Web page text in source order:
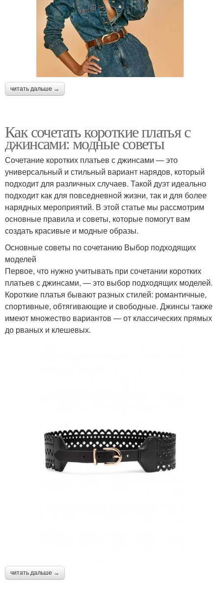
читать дальше →
Как сочетать короткие платья с
джинсами: модные советы
Сочетание коротких платьев с джинсами — это
универсальный и стильный вариант нарядов, который
подходит для различных случаев. Такой дуэт идеально
подходит как для повседневной жизни, так и для более
нарядных мероприятий. В этой статье мы рассмотрим
основные правила и советы, которые помогут вам
создать красивые и модные образы.
Основные советы по сочетанию Выбор подходящих
моделей
Первое, что нужно учитывать при сочетании коротких
платьев с джинсами, — это выбор подходящих моделей.
Короткие платья бывают разных стилей: романтичные,
спортивные, обтягивающие и свободные. Джинсы также
имеют множество вариантов — от классических прямых
до рваных и клешевых.
читать дальше →